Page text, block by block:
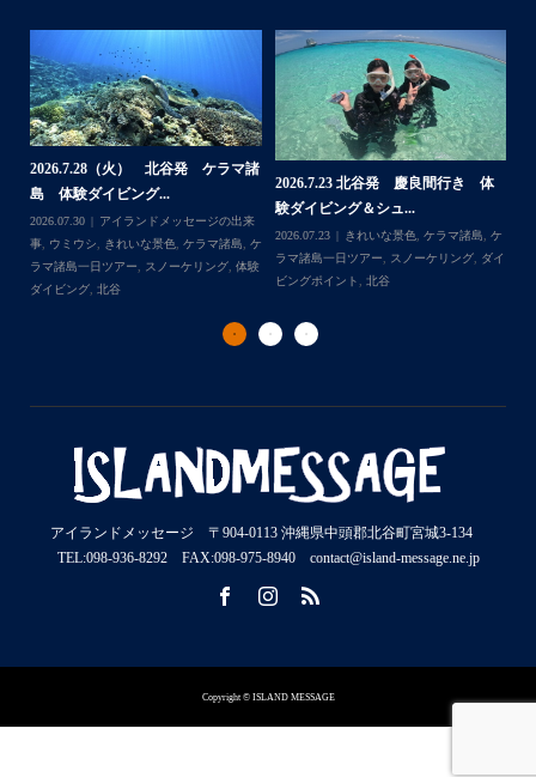
Follow on Instagram
北谷発 慶良間行き 体
2026.7.1（水） 北谷発 ケラマ諸
島 体験ダイビング&...
2026.07.06
事,ウミガメ, きれいな景色 ,ケラマ諸島 ,ケ
ラマ諸島一日ツアー,スノーケリング,ボー
体験ダイビング ,北谷 ,沖縄本島
チャーター ブ
の出来事
きれい
アー , スノーケリ
アイランドメッセージ 〒904-0113 沖縄県中頭郡北谷町宮城3-134
TEL:098-936-8292 FAX:098-975-8940 contact@island-message.ne.jp
Copyright © ISLAND MESSAGE